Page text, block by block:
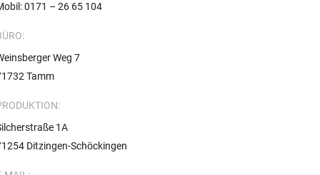
0171 – 26 65 104
Weg 7
Tamm
1A
Ditzingen-Schöckingen